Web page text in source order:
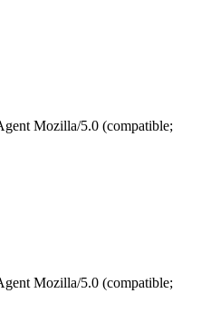
Mozilla/5.0 (compatible;
Mozilla/5.0 (compatible;